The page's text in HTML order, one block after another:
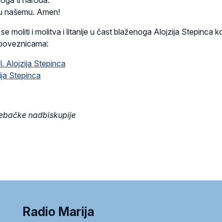
našemu. Amen!
moliti i molitva i litanije u čast blaženoga Alojzija Stepinca
Alojzija Stepinca
Stepinca
nadbiskupije
Radio Marija